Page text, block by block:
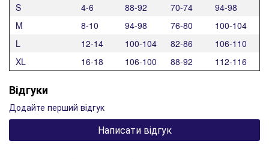
S
4-6 88-92 70-74
94-98
M
8-10 94-98 76-80
100-104
L
12-14 100-104 82-86
106-110
XL
16-18 106-100 88-92 112-116
Відгуки
Додайте перший відгук
Написати відгук